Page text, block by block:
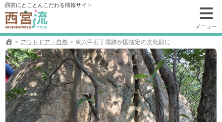
コ
ン
テ
ン
ツ
へ
移
動
西宮にとことんこだわる情報サイト
メニュー
アウトドア・自然 東六甲石丁場跡が国指定の文化財に